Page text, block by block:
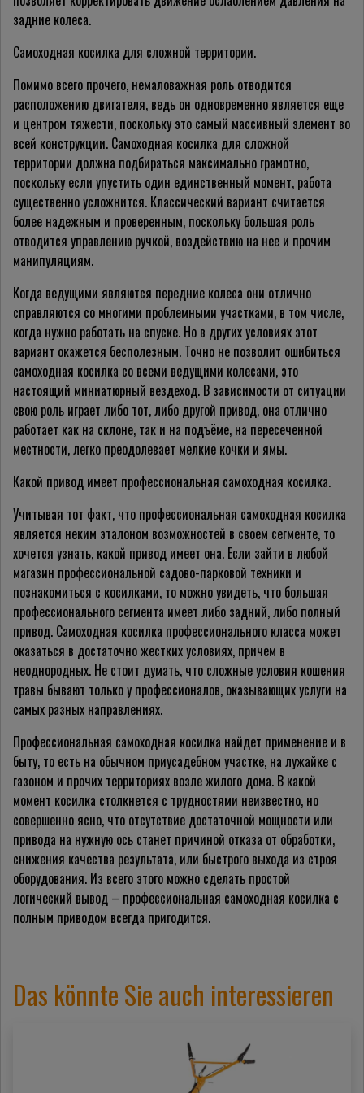
задние колеса.
Самоходная косилка для сложной территории.
Помимо всего прочего, немаловажная роль отводится
расположению двигателя, ведь он одновременно является еще
и центром тяжести, поскольку это самый массивный элемент во
всей конструкции. Самоходная косилка для сложной
территории должна подбираться максимально грамотно,
поскольку если упустить один единственный момент, работа
существенно усложнится. Классический вариант считается
более надежным и проверенным, поскольку большая роль
отводится управлению ручкой, воздействию на нее и прочим
манипуляциям.
Когда ведущими являются передние колеса они отлично
справляются со многими проблемными участками, в том числе,
когда нужно работать на спуске. Но в других условиях этот
вариант окажется бесполезным. Точно не позволит ошибиться
самоходная косилка со всеми ведущими колесами, это
настоящий миниатюрный вездеход. В зависимости от ситуации
свою роль играет либо тот, либо другой привод, она отлично
работает как на склоне, так и на подъёме, на пересеченной
местности, легко преодолевает мелкие кочки и ямы.
Какой привод имеет профессиональная самоходная косилка.
Учитывая тот факт, что профессиональная самоходная косилка
является неким эталоном возможностей в своем сегменте, то
хочется узнать, какой привод имеет она. Если зайти в любой
магазин профессиональной садово-парковой техники и
познакомиться с косилками, то можно увидеть, что большая
профессионального сегмента имеет либо задний, либо полный
привод. Самоходная косилка профессионального класса может
оказаться в достаточно жестких условиях, причем в
неоднородных. Не стоит думать, что сложные условия кошения
травы бывают только у профессионалов, оказывающих услуги на
самых разных направлениях.
Профессиональная самоходная косилка найдет применение и в
быту, то есть на обычном приусадебном участке, на лужайке с
газоном и прочих территориях возле жилого дома. В какой
момент косилка столкнется с трудностями неизвестно, но
совершенно ясно, что отсутствие достаточной мощности или
привода на нужную ось станет причиной отказа от обработки,
снижения качества результата, или быстрого выхода из строя
оборудования. Из всего этого можно сделать простой
логический вывод – профессиональная самоходная косилка с
полным приводом всегда пригодится.
Das könnte Sie auch interessieren